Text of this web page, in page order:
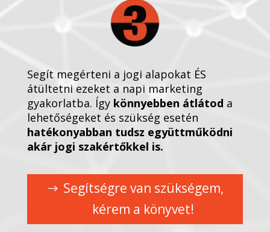
Segít megérteni a jogi alapokat ÉS
átültetni ezeket a napi marketing
gyakorlatba. Így könnyebben átlátod a
lehetőségeket és szükség esetén
hatékonyabban tudsz együttműködni
akár jogi szakértőkkel is.
Segítségre van szükségem,
kérem a könyvet!